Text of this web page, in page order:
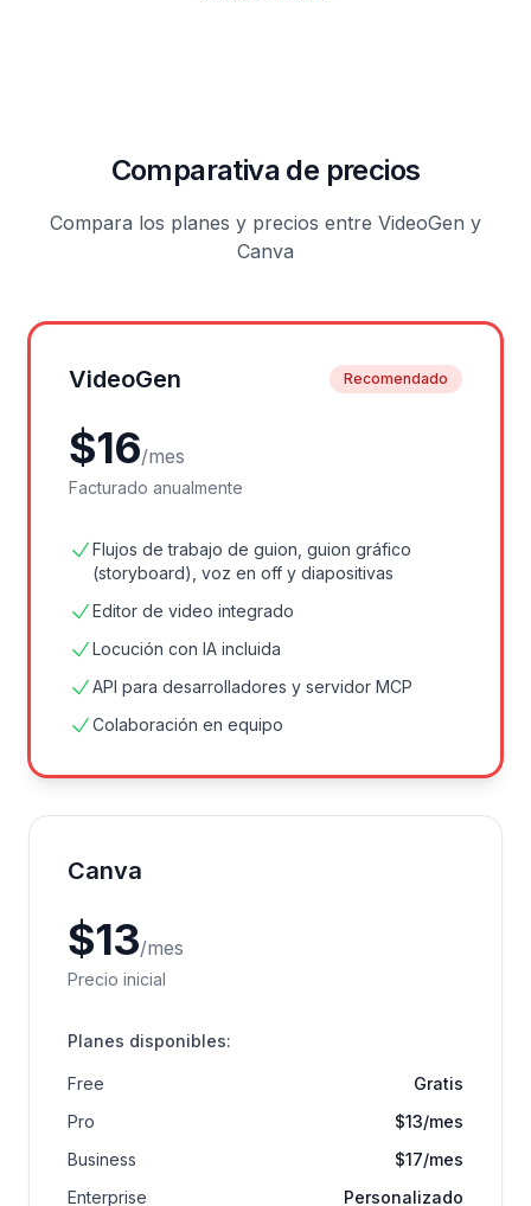
Comparativa de precios
Compara los planes y precios entre VideoGen y
Canva
VideoGen Recomendado
$16/mes
Facturado anualmente
Flujos de trabajo de guion, guion gráfico
(storyboard), voz en off y diapositivas
Editor de video integrado
Locución con IA incluida
API para desarrolladores y servidor MCP
Colaboración en equipo
Canva
$13/mes
Precio inicial
Planes disponibles:
Free
Gratis
Pro
$13/mes
Business
$17/mes
Enterprise
Personalizado